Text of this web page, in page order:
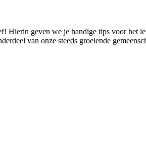
geven we je handige tips voor het
van onze steeds groeiende